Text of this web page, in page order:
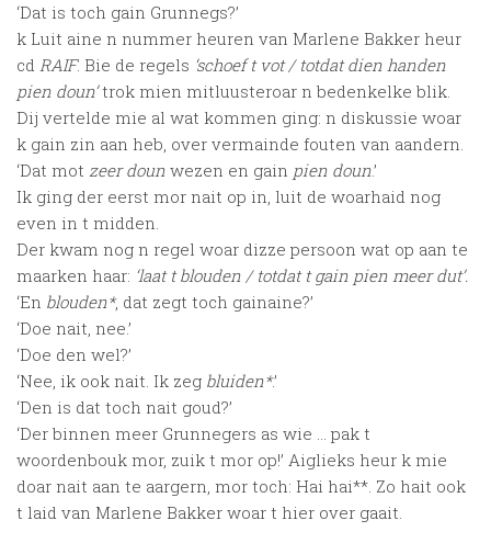
‘Dat is toch gain Grunnegs?’
k Luit aine n nummer heuren van Marlene Bakker heur
cd RAIF. Bie de regels ‘schoef t vot / totdat dien handen
pien doun’trok mien mitluusteroar n bedenkelke blik.
Dij vertelde mie al wat kommen ging: n diskussie woar
k gain zin aan heb, over vermainde fouten van aandern.
‘Dat mot zeer doun wezen en gain pien doun.’
Ik ging der eerst mor nait op in, luit de woarhaid nog
even in t midden.
Der kwam nog n regel woar dizze persoon wat op aan te
maarken haar: ‘laat t blouden / totdat t gain pien meer dut’.
‘En blouden*, dat zegt toch gainaine?’
‘Doe nait, nee.’
‘Doe den wel?’
‘Nee, ik ook nait. Ik zeg bluiden*.’
‘Den is dat toch nait goud?’
‘Der binnen meer Grunnegers as wie … pak t
woordenbouk mor, zuik t mor op!’ Aiglieks heur k mie
doar nait aan te aargern, mor toch: Hai hai**. Zo hait ook
t laid van Marlene Bakker woar t hier over gaait.